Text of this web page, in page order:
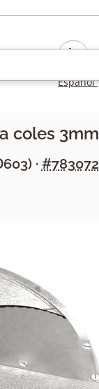
Español
coles 3mm
) · #783072